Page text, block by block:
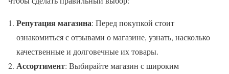
Репутация магазина: Перед покупкой стоит
ознакомиться с отзывами о магазине, узнать, насколько
качественные и долговечные их товары.
Ассортимент: Выбирайте магазин с широким